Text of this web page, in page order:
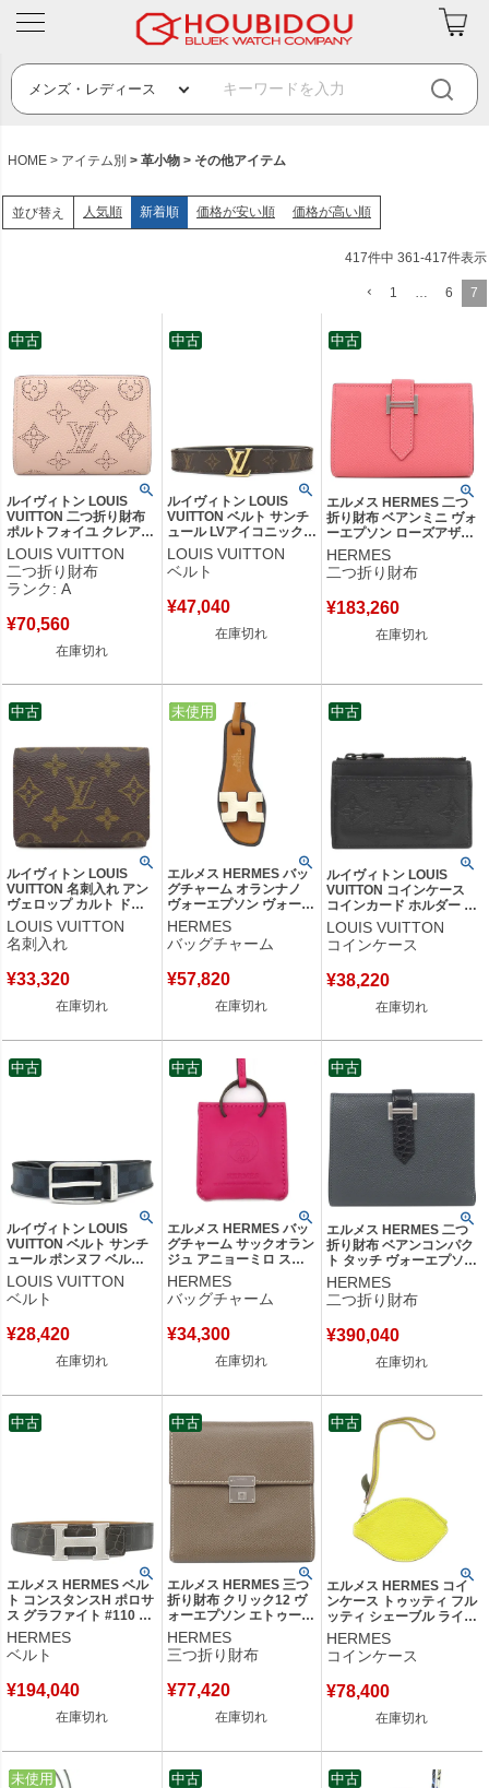
HOME アイテム別 革小物 その他アイテム
並び替え 人気順 新着順 価格が安い順 価格が高い順
417件中 361-417件表示
1 … 6 7
ルイヴィトン LOUIS
VUITTON 二つ折り財布
ポルトフォイユ クレア
モノグラムマヒナ マグノ
リア ゴールド金具 小銭
入れ コンパクト M80629
RFID 【箱】 【中古】中
LOUIS VUITTON
二つ折り財布
ランク: A
¥70,560
在庫切れ
中古
ルイヴィトン LOUIS
VUITTON ベルト サンチ
ュール LVアイコニック
20MM 65/26 モノグラム
キャンバス モノグラム
ゴールド金具 リバーシブ
【箱】 【中古】
LOUIS VUITTON
ベルト
¥47,040
在庫切れ
中古
エルメス HERMES 二つ
折り財布 ベアンミニ ヴォ
ーエプソン ローズアザレ
シルバー金具 ピンク コン
パクト 2025年製 K
【箱】 【中古】
HERMES
二つ折り財布
¥183,260
在庫切れ
中古
ルイヴィトン LOUIS
VUITTON 名刺入れ アン
ヴェロップ カルト ドゥ
ヴィジット モノグラムキ
ャンバス モノグラム カ
ードケース M62920
LOUIS VUITTON
名刺入れ
¥33,320
在庫切れ
中古
エルメス HERMES バッ
グチャーム オランナノ
ヴォーエプソン ヴォーバ
トラー ヴァッシュハンタ
ー ナタ×ナチュラルサブ
レ 新品 未使用 アイボリ
【中古】
HERMES
バッグチャーム
¥57,820
在庫切れ
中古
未使用
ルイヴィトン LOUIS
VUITTON コインケース
コインカード ホルダー カ
ーフ モノグラムシャドウ
ブラック マットブラック
金具 黒 小銭入れ カード
【箱】 【中古】
LOUIS VUITTON
コインケース
¥38,220
在庫切れ
中古
ルイヴィトン LOUIS
VUITTON ベルト サンチ
ュール ポンヌフ ベルト
100/40 レザー ダミエコ
バルトキャンバス ダミエ
コバルト シルバー金具
【中古】
LOUIS VUITTON
ベルト
¥28,420
在庫切れ
中古
エルメス HERMES バッ
グチャーム サックオラン
ジュ アニョーミロ スイ
フト ローズメキシコ バ
ッグモチーフ Y 【箱】
【中古】
HERMES
バッグチャーム
¥34,300
在庫切れ
中古
エルメス HERMES 二つ
折り財布 ベアンコンパク
ト タッチ ヴォーエプソン
アリゲーター グリミステ
ィ×ブラック シルバー金
具 黒 クロコ W刻印(2024
HERMES
二つ折り財布
¥390,040
在庫切れ
中古
エルメス HERMES ベル
ト コンスタンスH ポロサ
ス グラファイト #110 シ
ルバー金具 クロコ Hバッ
クル □K刻印 【中古】
HERMES
ベルト
¥194,040
在庫切れ
中古
エルメス HERMES 三つ
折り財布 クリック12 ヴ
ォーエプソン エトゥープ
シルバー金具 グレージュ
C刻印 【中古】
HERMES
三つ折り財布
¥77,420
在庫切れ
中古
エルメス HERMES コイ
ンケース トゥッティ フル
ッティ シェーブル ライム
×カノピ シルバー金具 黄
色 緑 レモン フルーツモ
チーフ X刻印 【中古】
HERMES
コインケース
¥78,400
在庫切れ
中古
中古
未使用 中古 中古